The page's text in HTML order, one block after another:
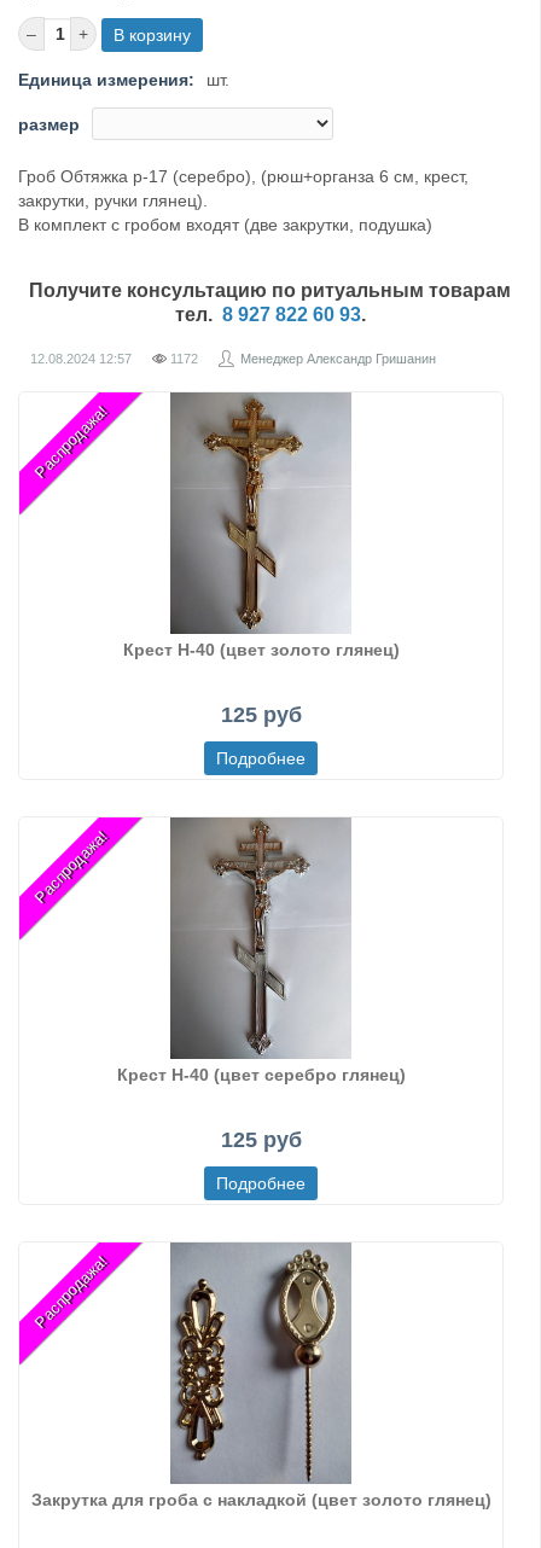
Единица измерения: шт.
размер
Гроб Обтяжка р-17 (серебро), (рюш+органза 6 см, крест,
закрутки, ручки глянец).
В комплект с гробом входят (две закрутки, подушка)
Получите консультацию по ритуальным товарам
тел. 8 927 822 60 93.
12.08.2024 12:57 1172 Менеджер Александр Гришанин
Распродажа!
Крест Н-40 (цвет золото глянец)
125 руб
Распродажа!
Крест Н-40 (цвет серебро глянец)
125 руб
Распродажа!
Закрутка для гроба с накладкой (цвет золото глянец)